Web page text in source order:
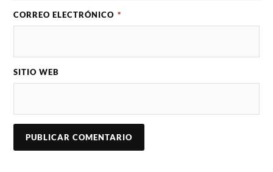
CORREO ELECTRÓNICO *
SITIO WEB